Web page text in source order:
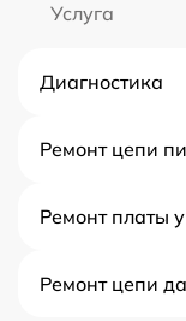
Услуга
Диагностика
Ремонт цепи
Ремонт платы
Ремонт цепи